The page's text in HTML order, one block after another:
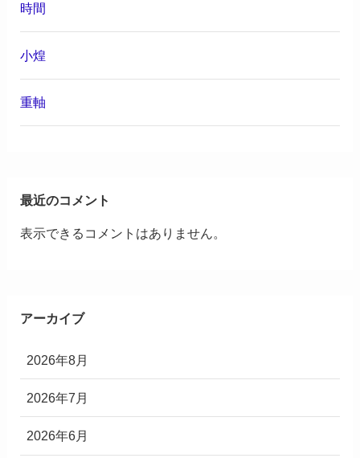
時間
小煌
重軸
最近のコメント
表示できるコメントはありません。
アーカイブ
2026年8月
2026年7月
2026年6月